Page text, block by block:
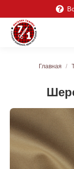
Вы здесь:Главная